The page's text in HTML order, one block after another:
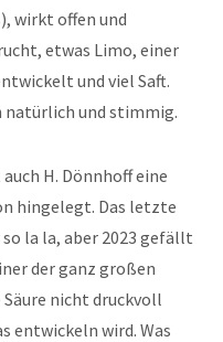
wirkt offen und
etwas Limo, einer
und viel Saft.
und stimmig.
H. Dönnhoff eine
hingelegt. Das letzte
la la, aber 2023 gefällt
der ganz großen
nicht druckvoll
entwickeln wird. Was